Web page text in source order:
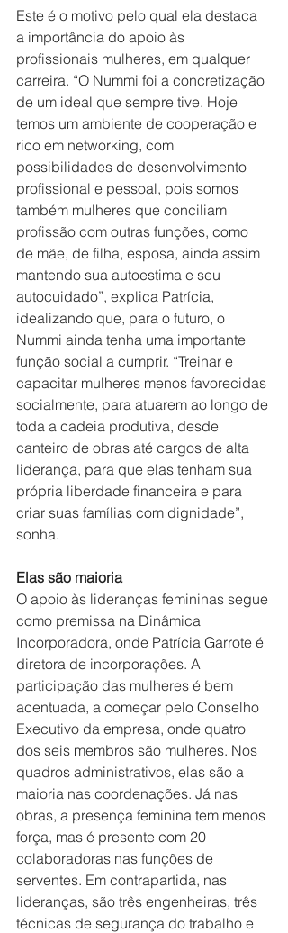
Este é o motivo pelo qual ela destaca
a importância do apoio às
profissionais mulheres, em qualquer
carreira. “O Nummi foi a concretização
de um ideal que sempre tive. Hoje
temos um ambiente de cooperação e
rico em networking, com
possibilidades de desenvolvimento
profissional e pessoal, pois somos
também mulheres que conciliam
profissão com outras funções, como
de mãe, de filha, esposa, ainda assim
mantendo sua autoestima e seu
autocuidado”, explica Patrícia,
idealizando que, para o futuro, o
Nummi ainda tenha uma importante
função social a cumprir. “Treinar e
capacitar mulheres menos favorecidas
socialmente, para atuarem ao longo de
toda a cadeia produtiva, desde
canteiro de obras até cargos de alta
liderança, para que elas tenham sua
própria liberdade financeira e para
criar suas famílias com dignidade”,
sonha.
Elas são maioria
O apoio às lideranças femininas segue
como premissa na Dinâmica
Incorporadora, onde Patrícia Garrote é
diretora de incorporações. A
participação das mulheres é bem
acentuada, a começar pelo Conselho
Executivo da empresa, onde quatro
dos seis membros são mulheres. Nos
quadros administrativos, elas são a
maioria nas coordenações. Já nas
obras, a presença feminina tem menos
força, mas é presente com 20
colaboradoras nas funções de
serventes. Em contrapartida, nas
lideranças, são três engenheiras, três
técnicas de segurança do trabalho e